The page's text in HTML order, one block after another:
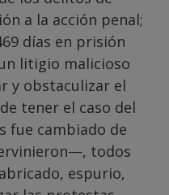
a la acción penal;
días en prisión
litigio malicioso
y obstaculizar el
tener el caso del
fue cambiado de
todos
espurio,